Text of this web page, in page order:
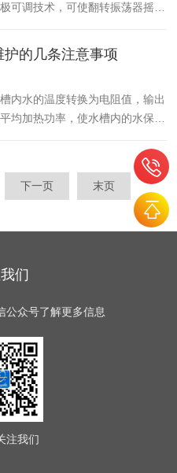
可调技术，可使翻转振荡器摇板
以下三种：1、晶振倍频法：
的几条注意事项
内水的温度转换为电阻值，输出
均加热功率，使水槽内的水保持
能恒温水浴锅日常保养维护...
下一页 末页
们
公众号了解更多信息
注我们